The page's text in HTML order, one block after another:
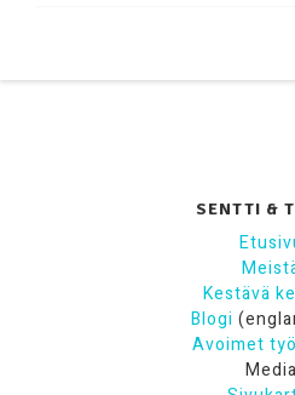
SENTTI &
Kestävä
Blogi
Avoimet
Media